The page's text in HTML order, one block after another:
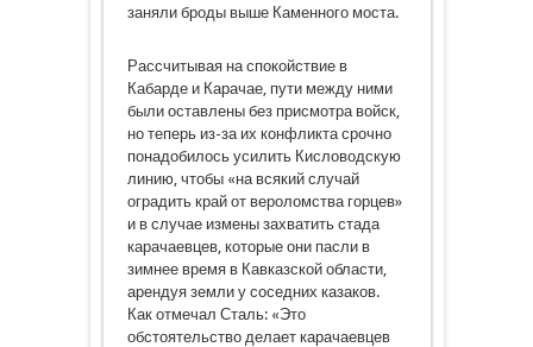
заняли броды выше Каменного моста.
Рассчитывая на спокойствие в
Кабарде и Карачае, пути между ними
были оставлены без присмотра войск,
но теперь из-за их конфликта срочно
понадобилось усилить Кисловодскую
линию, чтобы «на всякий случай
оградить край от вероломства горцев»
и в случае измены захватить стада
карачаевцев, которые они пасли в
зимнее время в Кавказской области,
арендуя земли у соседних казаков.
Как отмечал Сталь: «Это
обстоятельство делает карачаевцев